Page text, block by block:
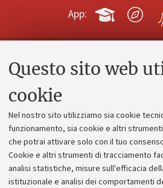
Questo sito web
cookie
Nel nostro sito utilizziamo sia cookie
funzionamento, sia cookie e altri
che potrai attivare solo con il tuo
Cookie e altri strumenti di tracciamento
analisi statistiche, misure sull'efficacia
istituzionale e analisi dei comportamenti
App:
Contatti e
Alumni
Piano
Bilanci
Donazioni e